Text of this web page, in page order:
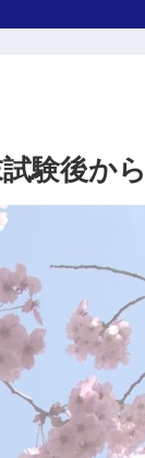
験後か